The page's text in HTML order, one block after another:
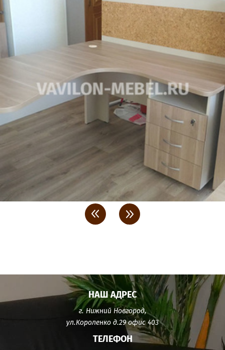
< >
НАШ АДРЕС
г. Нижний Новгород,
ул.Короленко д.29 офис 403
ТЕЛЕФОН